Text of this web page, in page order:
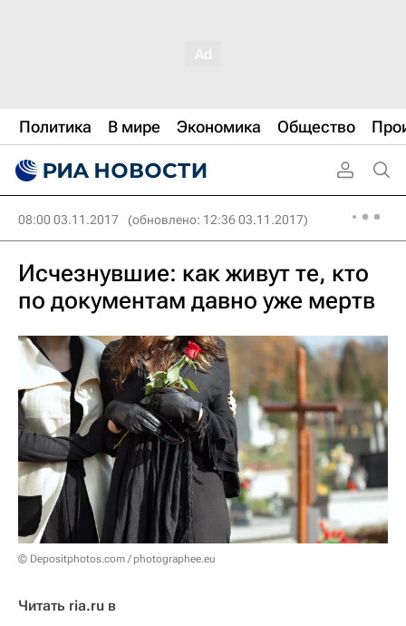
Политика В мире Экономика Общество
08:00 03.11.2017 (обновлено: 12:36 03.11.2017)
Исчезнувшие: как живут те, кто
по документам давно уже мертв
© Depositphotos.com / photographee.eu
Читать ria.ru в